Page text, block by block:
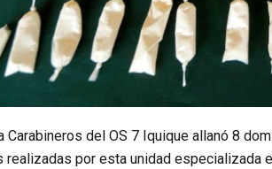
Carabineros del OS 7 Iquique allanó 8
por esta unidad especializada